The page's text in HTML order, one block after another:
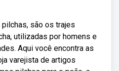
são os trajes
utilizadas por homens e
Aqui você encontra as
varejista de artigos